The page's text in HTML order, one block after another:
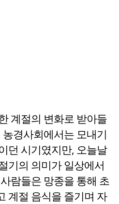
계절의 변화로 받아들
경사회에서는 모내기
던 시기였지만, 오늘날
기의 의미가 일상에서
람들은 망종을 통해 초
계절 음식을 즐기며 자